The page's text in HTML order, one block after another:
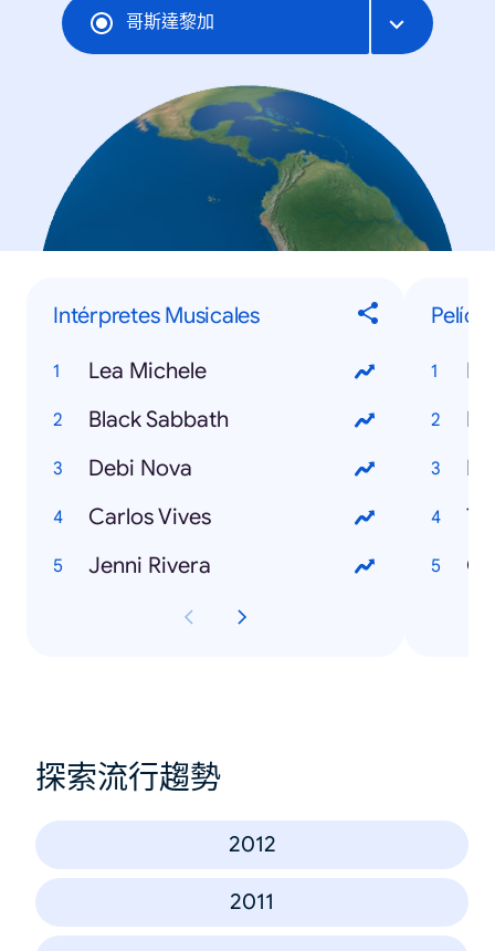
哥斯達黎加
Intérpretes Musicales
Lea Michele
Black Sabbath
Debi Nova
Carlos Vives
Jenni Rivera
探索流行趨勢
2012
2011